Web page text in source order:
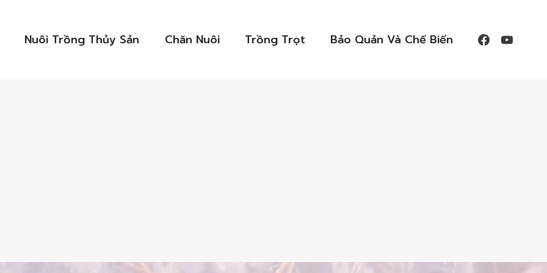
Nuôi Trồng Thủy Sản Chăn Nuôi Trồng Trọt Bảo Quản Và Chế Biến